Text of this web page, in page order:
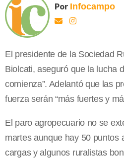
Por Infocampo
El presidente de la Sociedad
Biolcati, aseguró que la lucha
comienza”. Adelantó que las
fuerza serán “más fuertes y
El paro agropecuario no se
martes aunque hay 50 puntos
cargas y algunos ruralistas